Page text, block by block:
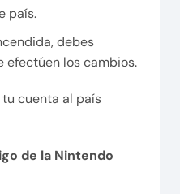
país.
debes
efectúen los cambios.
cuenta al país
de la Nintendo